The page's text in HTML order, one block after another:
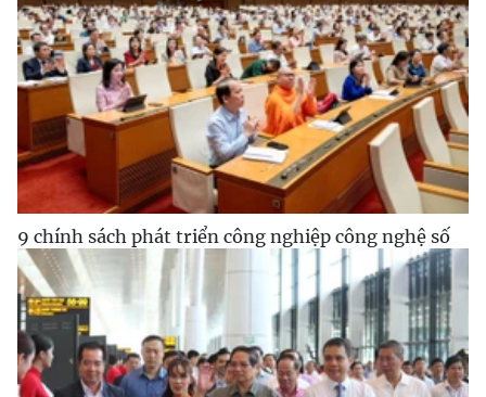
9 chính sách phát triển công nghiệp công nghệ số